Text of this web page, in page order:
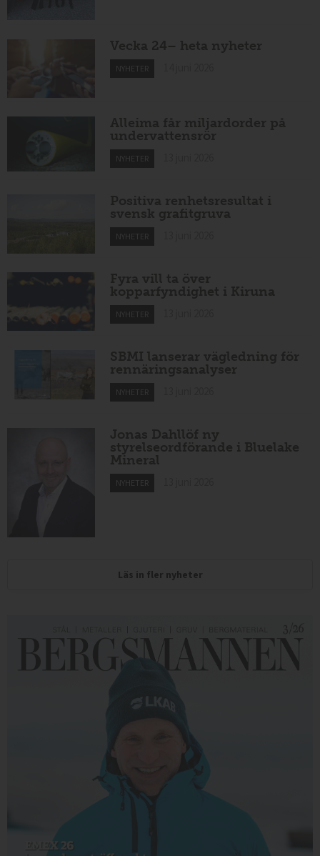
Vecka 24– heta nyheter
NYHETER
Alleima får miljardorder på
undervattensrör
NYHETER
Positiva renhetsresultat i
svensk grafitgruva
NYHETER
Fyra vill ta över
kopparfyndighet i Kiruna
NYHETER
SBMI lanserar vägledning för
rennäringsanalyser
NYHETER
Jonas Dahllöf ny
styrelseordförande i Bluelake
Mineral
NYHETER
Läs in fler nyheter